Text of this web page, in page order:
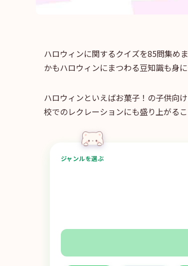
ハロウィンに関するクイズを85問集め
かもハロウィンにまつわる豆知識も身
ハロウィンといえばお菓子！の子供向
校でのレクレーションにも盛り上がる
ジャンルを選ぶ